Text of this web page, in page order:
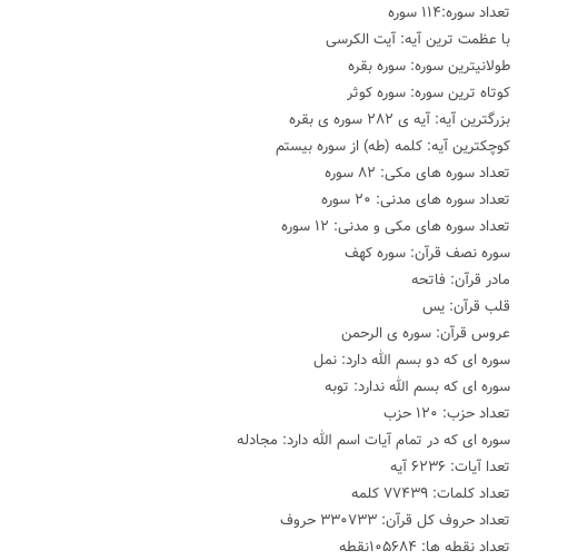
تعداد سوره:۱۱۴ سوره
با عظمت ترین آیه: آیت الکرسی
طولانیترین سوره: سوره بقره
کوتاه ترین سوره: سوره کوثر
بزرگترین آیه: آیه ی ۲۸۲ سوره ی بقره
کوچکترین آیه: کلمه (طه) از سوره بیستم
تعداد سوره های مکی: ۸۲ سوره
تعداد سوره های مدنی: ۲۰ سوره
تعداد سوره های مکی و مدنی: ۱۲ سوره
سوره نصف قرآن: سوره کهف
مادر قرآن: فاتحه
قلب قرآن: یس
عروس قرآن: سوره ی الرحمن
سوره ای که دو بسم الله دارد: نمل
سوره ای که بسم الله ندارد: توبه
تعداد حزب: ۱۲۰ حزب
سوره ای که در تمام آیات اسم الله دارد: مجادله
تعدا آیات: ۶۲۳۶ آیه
تعداد کلمات: ۷۷۴۳۹ کلمه
تعداد حروف کل قرآن: ۳۳۰۷۳۳ حروف
تعداد نقطه ها: ۱۰۵۶۸۴نقطه